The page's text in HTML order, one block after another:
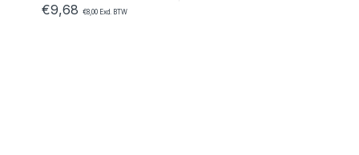
€9,68 €8,00Excl. BTW